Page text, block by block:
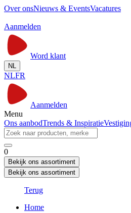
Over onsNieuws & EventsVacatures
Aanmelden
Word klant
NL
NLFR
Aanmelden
Menu
Ons aanbodTrends & Inspiratie
0
Bekijk ons assortiment
Bekijk ons assortiment
Terug
Home